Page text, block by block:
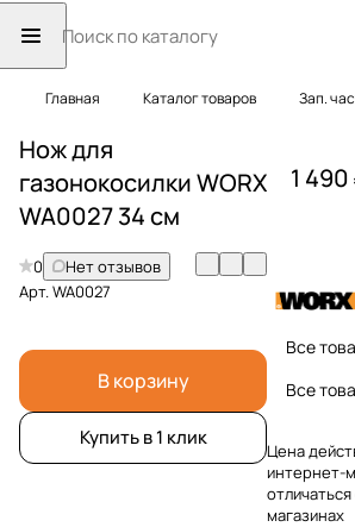
Главная Каталог товаров Зап.
Нож для
газонокосилки WORX
WA0027 34 см
0
Нет отзывов
Арт.WA0027
В корзину
Купить в 1 клик
1 490
Все
Все
Цена
интернет-
магазинах